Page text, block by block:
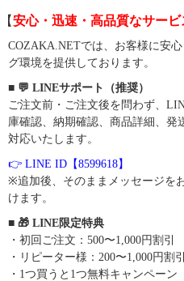
【安心・迅速・高品質なサービ
COZAKA.NETでは、お客様に安
グ環境を提供しております。
■ 💬 LINEサポート（推奨）
ご注文前・ご注文後を問わず、
庫確認、納期確認、商品詳細、発
対応いたします。
👉 LINE ID【8599618】
※追加後、そのままメッセージを
けます。
■ 🎁 LINE限定特典
・初回ご注文：500〜1,000円割引
・リピーター様：200〜1,000円割引
・1つ買うと1つ無料キャンペーン